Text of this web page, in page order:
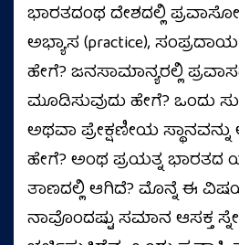
ಭಾರತದಂಥ ದೇಶದಲ್ಲಿ
ಅಭ್ಯಾಸ (practice),
ಹೇಗೆ? ಜನಸಾಮಾನ್ಯರಲ್ಲಿ
ಮೂಡಿಸುವುದು ಹೇಗೆ? ಒಂದು
ಅಥವಾ ಪ್ರೇಕ್ಷಣೀಯ
ಹೇಗೆ? ಅಂಥ ಪ್ರಯತ್ನ ಭಾರತದ
ತಾಣದಲ್ಲಿ ಆಗಿದೆ? ಮೊನ್ನೆ ಈ
ನಾವೊಂದಷ್ಟು ಸಮಾನ ಆಸಕ್ತ